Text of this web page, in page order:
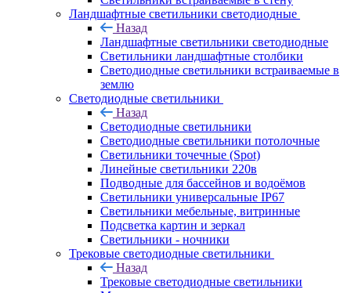
Ландшафтные светильники светодиодные
Назад
Ландшафтные светильники светодиодные
Светильники ландшафтные столбики
Светодиодные светильники встраиваемые в
землю
Светодиодные светильники
Назад
Светодиодные светильники
Светодиодные светильники потолочные
Светильники точечные (Spot)
Линейные светильники 220в
Подводные для бассейнов и водоёмов
Светильники универсальные IP67
Светильники мебельные, витринные
Подсветка картин и зеркал
Светильники - ночники
Трековые светодиодные светильники
Назад
Трековые светодиодные светильники